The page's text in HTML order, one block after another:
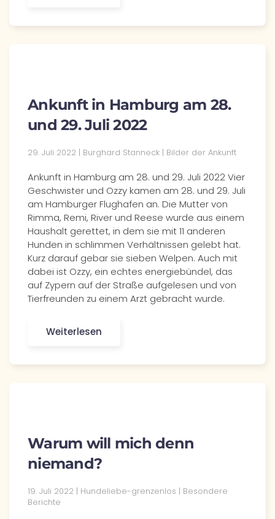
Ankunft in Hamburg am 28.
und 29. Juli 2022
29. Juli 2022 | Burghard Stanneck | Bilder der Ankunft
Ankunft in Hamburg am 28. und 29. Juli 2022 Vier
Geschwister und Ozzy kamen am 28. und 29. Juli
am Hamburger Flughafen an. Die Mutter von
Rimma, Remi, River und Reese wurde aus einem
Haushalt gerettet, in dem sie mit 11 anderen
Hunden in schlimmen Verhältnissen gelebt hat.
Kurz darauf gebar sie sieben Welpen. Auch mit
dabei ist Ozzy, ein echtes energiebündel, das
auf Zypern auf der Straße aufgelesen und von
Tierfreunden zu einem Arzt gebracht wurde.
Weiterlesen
Warum will mich denn
niemand?
19. Juli 2022 | Hundeliebe-grenzenlos | Besondere
Berichte